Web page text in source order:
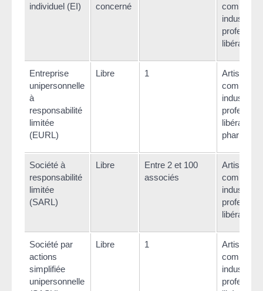
individuel (EI)
concerné
industriel
profession
libérale
Entreprise
unipersonnelle
à
responsabilité
limitée
(EURL)
Libre 1
Artisan,
industriel,
profession
libérale ou
Société à
responsabilité
limitée
(SARL)
Libre
Entre 2 et 100
associés
Artisan,
industriel
profession
libérale
Société par
actions
simplifiée
unipersonnelle
Libre 1
Artisan,
industriel
profession